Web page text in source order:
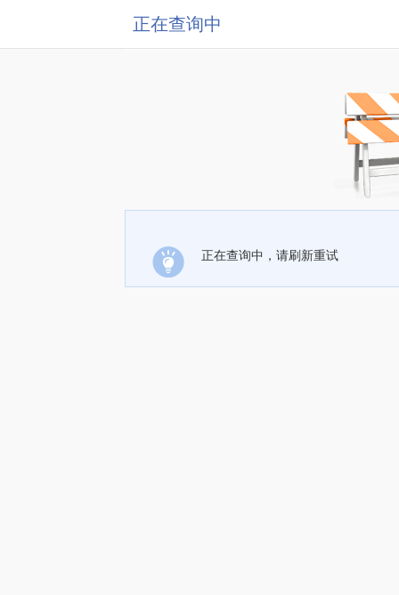
正在查询中
正在查询中，请刷新重试